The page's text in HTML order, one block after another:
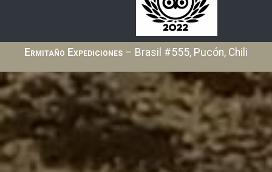
Ermitaño Expediciones – Brasil #555, Pucón, Chili